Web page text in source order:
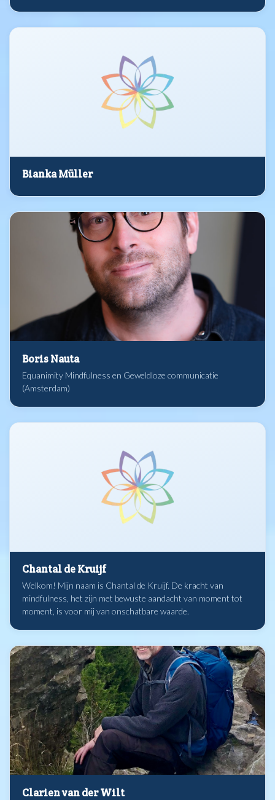
Bianka Müller
Boris Nauta
Equanimity Mindfulness en Geweldloze communicatie
(Amsterdam)
Chantal de Kruijf
Welkom! Mijn naam is Chantal de Kruijf. De kracht van
mindfulness, het zijn met bewuste aandacht van moment tot
moment, is voor mij van onschatbare waarde.
Clarien van der Wilt